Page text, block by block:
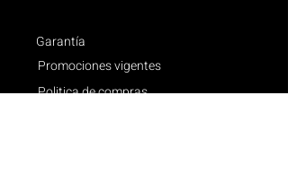
Garantía
Promociones vigentes
Politica de compras